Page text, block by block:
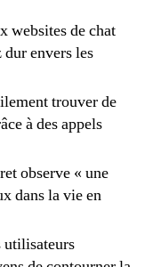
websites de chat
envers les
trouver de
à des appels
observe « une
dans la vie en
utilisateurs